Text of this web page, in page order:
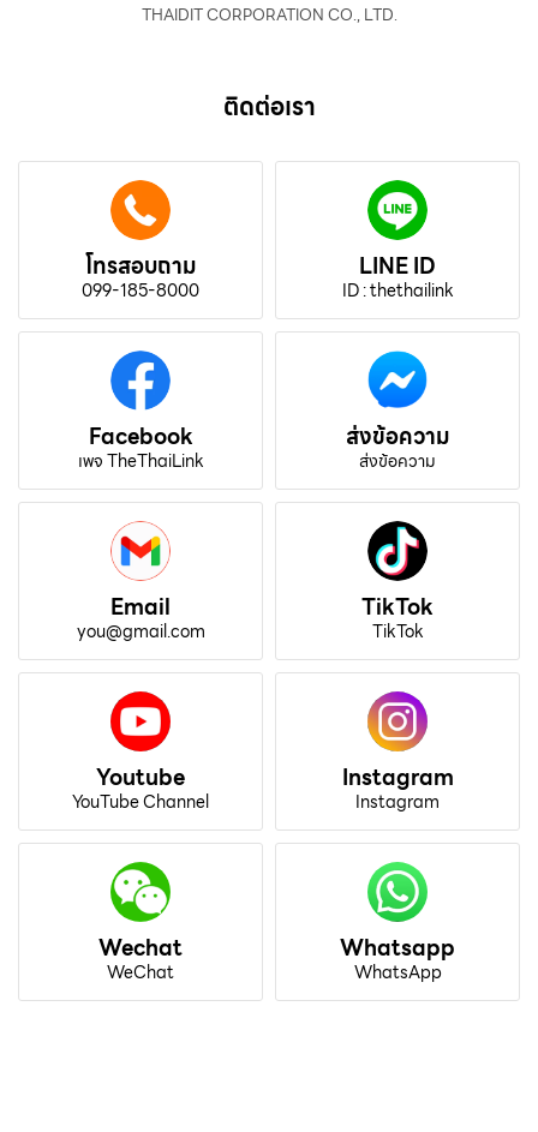
THAIDIT CORPORATION CO., LTD.
ติดต่อเรา
โทรสอบถาม
099-185-8000
LINE ID
ID : thethailink
Facebook
เพจ TheThaiLink
ส่งข้อความ
ส่งข้อความ
Email
you@gmail.com
TikTok
TikTok
Youtube
YouTube Channel
Instagram
Instagram
Wechat
WeChat
Whatsapp
WhatsApp